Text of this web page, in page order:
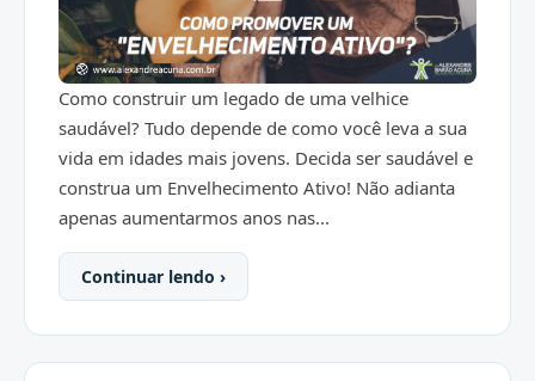
Como construir um legado de uma velhice
saudável? Tudo depende de como você leva a sua
vida em idades mais jovens. Decida ser saudável e
construa um Envelhecimento Ativo! Não adianta
apenas aumentarmos anos nas...
Continuar lendo ›